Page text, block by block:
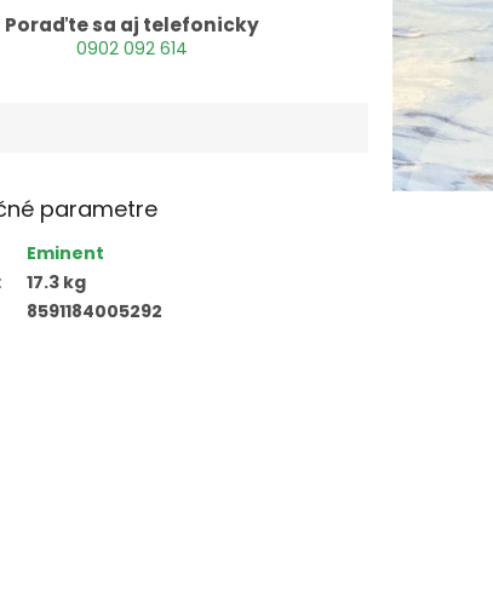
Poraďte sa aj telefonicky
0902 092 614
parametre
Eminent
:
17.3 kg
8591184005292